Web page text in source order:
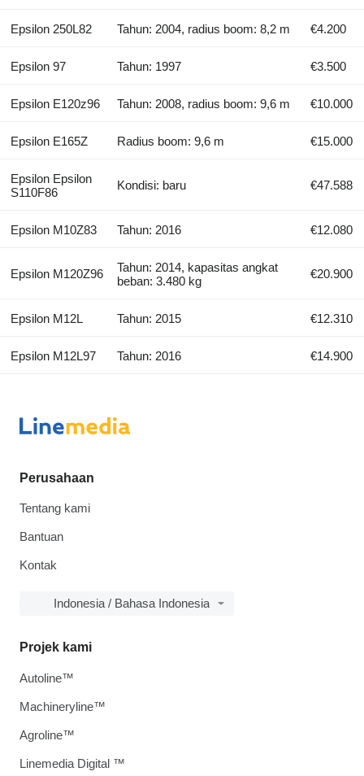
Epsilon 250L82 Tahun: 2004, radius boom: 8,2 m €4.200
Epsilon 97 Tahun: 1997 €3.500
Epsilon E120z96 Tahun: 2008, radius boom: 9,6 m €10.000
Epsilon E165Z Radius boom: 9,6 m €15.000
Epsilon Epsilon
S110F86
Kondisi: baru €47.588
Epsilon M10Z83 Tahun: 2016 €12.080
Epsilon M120Z96
Tahun: 2014, kapasitas angkat
beban: 3.480 kg
€20.900
Epsilon M12L Tahun: 2015 €12.310
Epsilon M12L97 Tahun: 2016 €14.900
Perusahaan
Tentang kami
Bantuan
Kontak
Indonesia / Bahasa Indonesia
Projek kami
Autoline™
Machineryline™
Agroline™
Linemedia Digital ™